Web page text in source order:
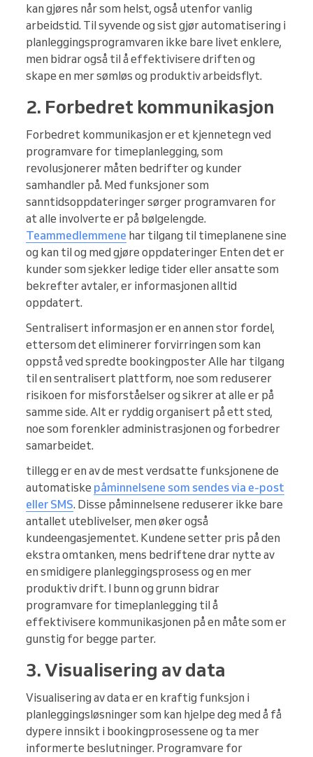
kan gjøres når som helst, også utenfor vanlig
arbeidstid. Til syvende og sist gjør automatisering i
planleggingsprogramvaren ikke bare livet enklere,
men bidrar også til å effektivisere driften og
skape en mer sømløs og produktiv arbeidsflyt.
2. Forbedret kommunikasjon
Forbedret kommunikasjon er et kjennetegn ved
programvare for timeplanlegging, som
revolusjonerer måten bedrifter og kunder
samhandler på. Med funksjoner som
sanntidsoppdateringer sørger programvaren for
at alle involverte er på bølgelengde.
Teammedlemmene har tilgang til timeplanene sine
og kan til og med gjøre oppdateringer Enten det er
kunder som sjekker ledige tider eller ansatte som
bekrefter avtaler, er informasjonen alltid
oppdatert.
Sentralisert informasjon er en annen stor fordel,
ettersom det eliminerer forvirringen som kan
oppstå ved spredte bookingposter Alle har tilgang
til en sentralisert plattform, noe som reduserer
risikoen for misforståelser og sikrer at alle er på
samme side. Alt er ryddig organisert på ett sted,
noe som forenkler administrasjonen og forbedrer
samarbeidet.
tillegg er en av de mest verdsatte funksjonene de
automatiske påminnelsene som sendes via e-post
eller SMS. Disse påminnelsene reduserer ikke bare
antallet uteblivelser, men øker også
kundeengasjementet. Kundene setter pris på den
ekstra omtanken, mens bedriftene drar nytte av
en smidigere planleggingsprosess og en mer
produktiv drift. I bunn og grunn bidrar
programvare for timeplanlegging til å
effektivisere kommunikasjonen på en måte som er
gunstig for begge parter.
3. Visualisering av data
Visualisering av data er en kraftig funksjon i
planleggingsløsninger som kan hjelpe deg med å få
dypere innsikt i bookingprosessene og ta mer
informerte beslutninger. Programvare for